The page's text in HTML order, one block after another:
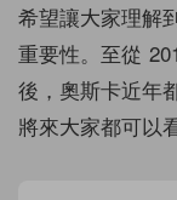
希望讓大家理解
重要性。至從
後，奧斯卡近年
將來大家都可以